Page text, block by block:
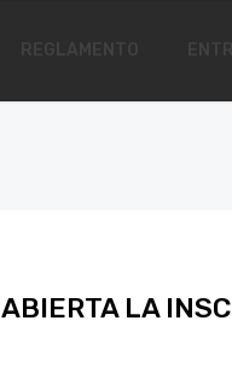
ABIERTA LA